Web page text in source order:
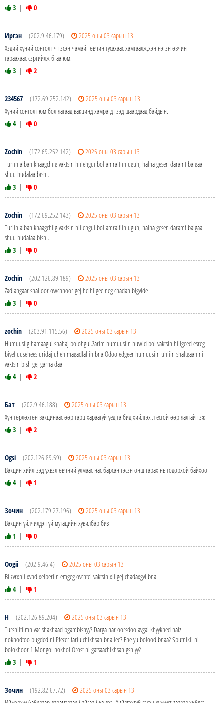
3 | 0
Иргэн (202.9.46.179)
2025 оны 03 сарын 13
Хэдий хүний сонголт ч гэсэн чамайг өвчин тусахаас хамгаалж,хэн нэгэн өвчин
тараахаас сэргийлж бгаа юм.
3 | 2
234567 (172.69.252.142)
2025 оны 03 сарын 13
Хүний сонголт юм бол яагаад вакцинд хамрагд гээд шаардаад байдын.
4 | 0
Zochin (172.69.252.142)
2025 оны 03 сарын 13
Turiin alban khaagchiig vaktsin hiilehgui bol amraltiin uguh, halna gesen daramt baigaa
shuu hudalaa bish .
3 | 0
Zochin (172.69.252.143)
2025 оны 03 сарын 13
Turiin alban khaagchiig vaktsin hiilehgui bol amraltiin uguh, halna gesen daramt baigaa
shuu hudalaa bish .
3 | 0
Zochin (202.126.89.189)
2025 оны 03 сарын 13
Zadlangaar shal oor owchnoor gej helhiigee neg chadah blgvide
3 | 0
zochin (203.91.115.56)
2025 оны 03 сарын 13
Humuusiig hamaagui shahaj bolohgui.Zarim humuusiin huwid bol vaktsin hiilgeed esreg
biyet uusehees uridaj uheh magadlal ih bna.Odoo edgeer humuusiin uhliin shaltgaan ni
vaktsin bish gej garna daa
4 | 2
Бат (202.9.46.188)
2025 оны 03 сарын 13
Хүн төрлөхтөн вакцинаас өөр гарц хараагүй үед та бид хийлгэх л ёстой өөр яалтай гэж
3 | 2
Ogsi (202.126.89.59)
2025 оны 03 сарын 13
Вакцин хийлгээд үхвэл өвчний улмаас нас барсан гэсэн онш гарах нь тодорхой байхоо
4 | 1
Зочин (202.179.27.196)
2025 оны 03 сарын 13
Вакцин үйлчилдэггүй мутацийн хувилбар биз
1 | 0
Oogii (202.9.46.4)
2025 оны 03 сарын 13
Bi zvrxnii xvnd xelberiin emgeg ovchtei vaktsin xiilgej chadaxgvi bna.
4 | 1
H (202.126.89.204)
2025 оны 03 сарын 13
Turshiltiimn vac shakhaad bgambishyy? Darga nar oorsdoo avgai khyykhed naiz
nokhodfoo bugded ni Pfezer tariulchikhsan bna lee? Ene yu bolood bnaa? Sputnikii ni
bolokhoor 1 Mongol nokhoi Orost ni gatsaachikhsan gsn yy?
3 | 1
Зочин (192.82.67.72)
2025 оны 03 сарын 13